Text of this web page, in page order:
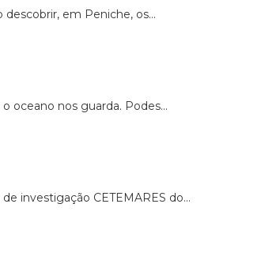
em Peniche, os...
oceano nos guarda. Podes...
investigação CETEMARES do...